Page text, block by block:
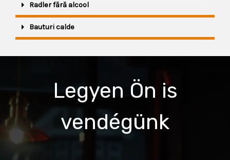
Radler fără alcool
Bauturi calde
Legyen Ön is
vendégünk